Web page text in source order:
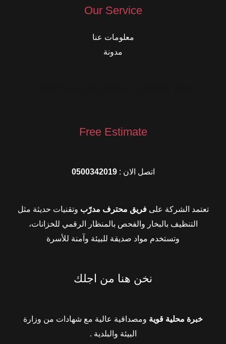
Our Service
معلومات عنا
مدونة
Free Estimate
اتصل الان :0500342019
تعتمد الشركة علىفريق محترف مدرّب وتقنيات حديثة مثل
التنظيف بالبخار والفحص بالمنظار الرقمي للخزانات،
وتستخدم مواد صديقة للبيئة وآمنة للأسرة
نخن هنا من اجلك
خبرة محلية قوية ومصداقية عالية مع شهادات من وزارة
البيئة والبلدية .